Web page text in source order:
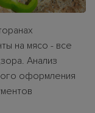
на мясо - все
Анализ
оформления